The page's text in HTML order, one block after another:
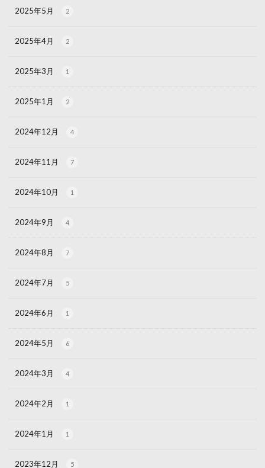
2025年5月 2
2025年4月 2
2025年3月 1
2025年1月 2
2024年12月 4
2024年11月 7
2024年10月 1
2024年9月 4
2024年8月 7
2024年7月 5
2024年6月 1
2024年5月 6
2024年3月 4
2024年2月 1
2024年1月 1
2023年12月 5